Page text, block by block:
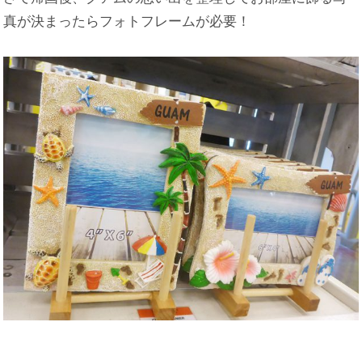
真が決まったらフォトフレームが必要！